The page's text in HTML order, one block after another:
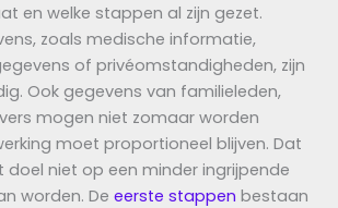
en welke stappen al zijn gezet.
zoals medische informatie,
of privéomstandigheden, zijn
Ook gegevens van familieleden,
mogen niet zomaar worden
moet proportioneel blijven. Dat
niet op een minder ingrijpende
worden. De eerste stappen bestaan